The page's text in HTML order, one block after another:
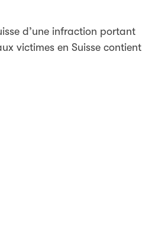
d’une infraction portant
victimes en Suisse contient